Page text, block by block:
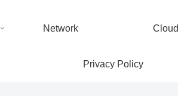
Network Cloud
Privacy Policy